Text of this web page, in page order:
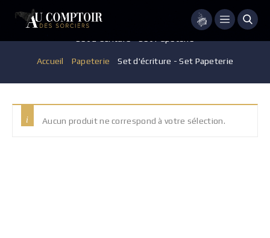
Menu
Accueil Papeterie /Set d'écriture - Set Papeterie
Aucun produit ne correspond à votre sélection.